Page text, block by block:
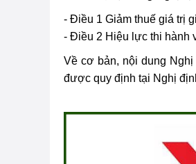
- Điều 1 Giảm thuế giá trị
- Điều 2 Hiệu lực thi hành
Về cơ bản, nội dung
được quy định tại Nghị